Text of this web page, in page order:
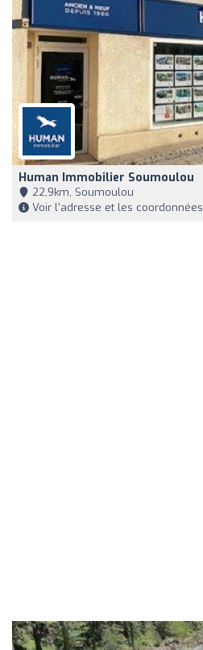
Human Immobilier Soumoulou
22,9km, Soumoulou
Voir l'adresse et les coordonnées